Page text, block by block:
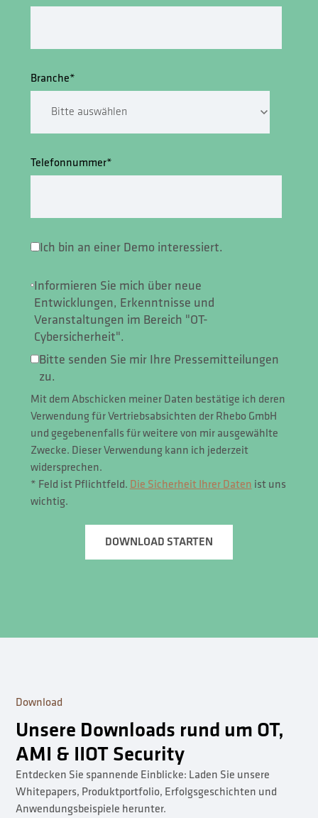
Branche*
Telefonnummer*
Ich bin an einer Demo interessiert.
Informieren Sie mich über neue
Entwicklungen, Erkenntnisse und
Veranstaltungen im Bereich "OT-
Cybersicherheit".
Bitte senden Sie mir Ihre Pressemitteilungen
zu.
Mit dem Abschicken meiner Daten bestätige ich deren
Verwendung für Vertriebsabsichten der Rhebo GmbH
und gegebenenfalls für weitere von mir ausgewählte
Zwecke. Dieser Verwendung kann ich jederzeit
widersprechen.
* Feld ist Pflichtfeld. Die Sicherheit Ihrer Daten ist uns
wichtig.
Download
Unsere Downloads rund um OT,
AMI & IIOT Security
Entdecken Sie spannende Einblicke: Laden Sie unsere
Whitepapers, Produktportfolio, Erfolgsgeschichten und
Anwendungsbeispiele herunter.